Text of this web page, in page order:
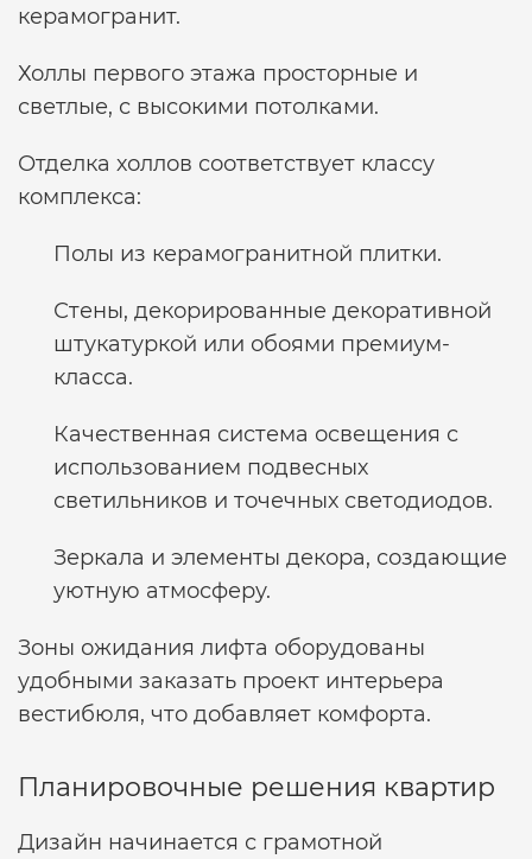
керамогранит.
Холлы первого этажа просторные и
светлые, с высокими потолками.
Отделка холлов соответствует классу
комплекса:
Полы из керамогранитной плитки.
Стены, декорированные декоративной
штукатуркой или обоями премиум-
класса.
Качественная система освещения с
использованием подвесных
светильников и точечных светодиодов.
Зеркала и элементы декора, создающие
уютную атмосферу.
Зоны ожидания лифта оборудованы
удобными заказать проект интерьера
вестибюля, что добавляет комфорта.
Планировочные решения квартир
Дизайн начинается с грамотной